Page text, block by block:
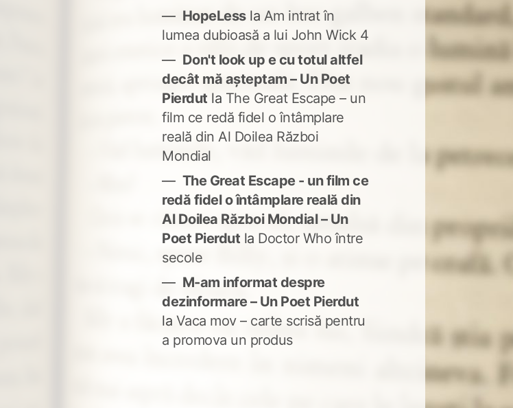
HopeLessla Am intrat în
lumea dubioasă a lui John Wick 4
Don't look up e cu totul altfel
decât mă așteptam – Un Poet
Pierdut la The Great Escape – un
film ce redă fidel o întâmplare
reală din Al Doilea Război
Mondial
The Great Escape - un film ce
redă fidel o întâmplare reală din
Al Doilea Război Mondial – Un
Poet Pierdut la Doctor Who între
secole
M-am informat despre
dezinformare – Un Poet Pierdut
la Vaca mov – carte scrisă pentru
a promova un produs